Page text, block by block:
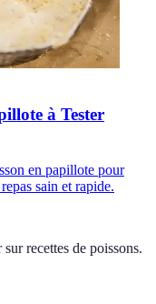
à Tester
en papillote pour
sain et rapide.
sur recettes de poissons.